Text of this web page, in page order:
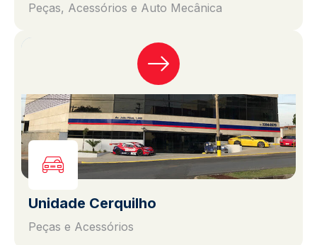
Peças, Acessórios e Auto Mecânica
Unidade Cerquilho
Peças e Acessórios